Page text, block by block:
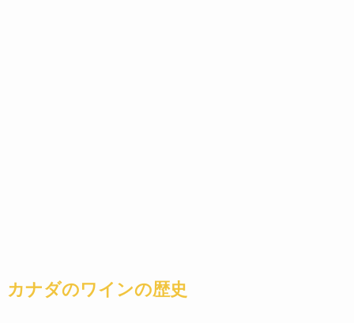
カナダのワインの歴史